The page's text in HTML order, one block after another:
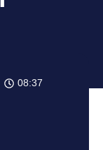
08:37